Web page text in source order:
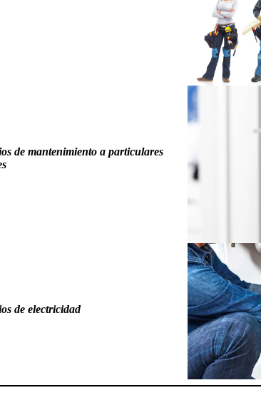
de mantenimiento a particulares
de electricidad